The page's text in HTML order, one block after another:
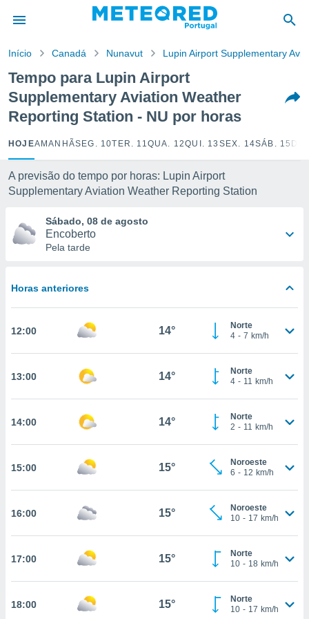
da
foi
para
as
fornecidas
a este
das
digital
recolhidas
permite-
de alta
botão
a
ou
como
lhe
CONFIGURAÇÕES
Início Canadá Nunavut Lupin Airport Supplementary
Tempo para Lupin Airport
Supplementary Aviation Weather
Reporting Station - NU por horas
HOJEAMANHÃSEG. 10TER. 11QUA. 12QUI. 13 SEX. 14SÁB. 15
A previsão do tempo por horas: Lupin Airport
Supplementary Aviation Weather Reporting Station
Sábado, 08 de agosto
Encoberto
Pela tarde
Horas anteriores
12:00 14°
Norte
4 - 7 km/h
13:00 14°
Norte
4 - 11 km/h
14:00 14°
Norte
2 - 11 km/h
15:00 15°
Noroeste
6 - 12 km/h
16:00 15°
Noroeste
10 - 17 km/h
17:00 15°
Norte
10 - 18 km/h
18:00 15°
Norte
10 - 17 km/h